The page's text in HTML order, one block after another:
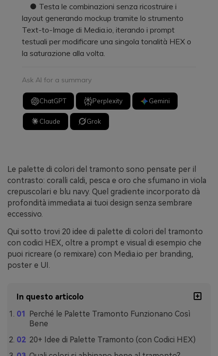
● Testa le combinazioni senza ricostruire i
layout generando mockup tramite lo strumento
Text-to-Image di Media.io, iterando i prompt
testuali per modificare una singola tonalità HEX o
la saturazione alla volta.
Ask AI for a summary
ChatGPT Perplexity Gemini
Claude Grok
Le palette di colori del tramonto sono pensate per il
contrasto: coralli caldi, pesca e oro che sfumano in viola
crepuscolari e blu navy. Quel gradiente incorporato dà
profondità immediata ai tuoi design senza sembrare
eccessivo.
Qui sotto trovi 20 idee di palette di colori del tramonto
con codici HEX, oltre a prompt e visual di esempio che
puoi ricreare (o remixare) con Media.io per branding,
poster e UI.
In questo articolo
Perché le Palette Tramonto Funzionano Così
Bene
20+ Idee di Palette Tramonto (con Codici HEX)